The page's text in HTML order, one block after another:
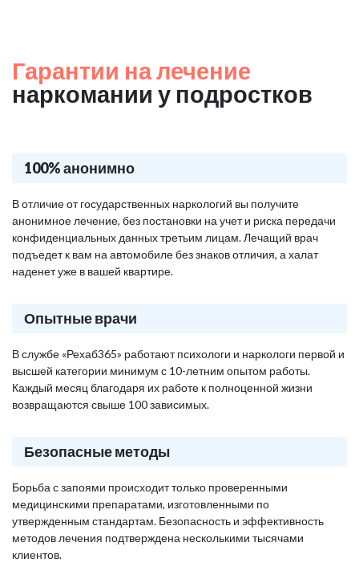
Гарантии на лечение
наркомании у подростков
100% анонимно
В отличие от государственных наркологий вы получите
анонимное лечение, без постановки на учет и риска передачи
конфиденциальных данных третьим лицам. Лечащий врач
подъедет к вам на автомобиле без знаков отличия, а халат
наденет уже в вашей квартире.
Опытные врачи
В службе «Рехаб365» работают психологи и наркологи первой и
высшей категории минимум с 10-летним опытом работы.
Каждый месяц благодаря их работе к полноценной жизни
возвращаются свыше 100 зависимых.
Безопасные методы
Борьба с запоями происходит только проверенными
медицинскими препаратами, изготовленными по
утвержденным стандартам. Безопасность и эффективность
методов лечения подтверждена несколькими тысячами
клиентов.